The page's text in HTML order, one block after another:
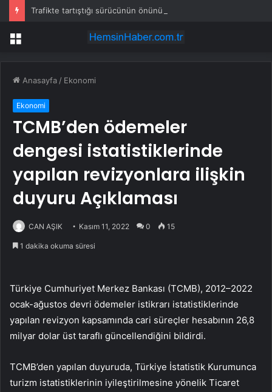
Trafikte tartıştığı sürücünün önünü kesti: Kafanı keserim
Menü
Anasayfa / Ekonomi
Ekonomi
TCMB’den ödemeler
dengesi istatistiklerinde
yapılan revizyonlara ilişkin
duyuru Açıklaması
CAN AŞIK Kasım 11, 2022 0 15
1 dakika okuma süresi
Türkiye Cumhuriyet Merkez Bankası (TCMB), 2012–2022
ocak-ağustos devri ödemeler istikrarı istatistiklerinde
yapılan revizyon kapsamında cari süreçler hesabının 26,8
milyar dolar üst taraflı güncellendiğini bildirdi.
TCMB’den yapılan duyuruda, Türkiye İstatistik Kurumunca
turizm istatistiklerinin iyileştirilmesine yönelik Ticaret